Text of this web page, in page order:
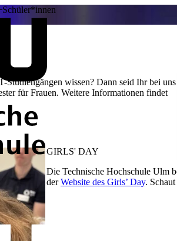
Schüler*innen
wissen? Dann seid Ihr bei uns
für Frauen. Weitere Informationen findet
GIRLS' DAY
Die Technische Hochschule Ulm
derWebsite des Girls’ Day.